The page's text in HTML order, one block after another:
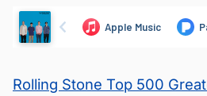
Rolling Stone Top 500